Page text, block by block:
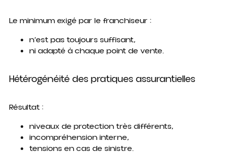
Le minimum exigé par le franchiseur :
n’est pas toujours suffisant,
ni adapté à chaque point de vente.
Hétérogénéité des pratiques assurantielles
Résultat :
niveaux de protection très différents,
incompréhension interne,
tensions en cas de sinistre.